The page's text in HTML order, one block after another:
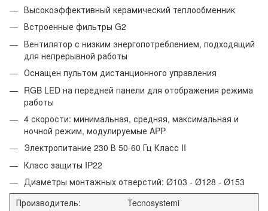
Высокоэффективный керамический теплообменник
Встроенные фильтры G2
Вентилятор с низким энергопотреблением, подходящий
для непрерывной работы
Оснащен пультом дистанционного управления
RGB LED на передней панели для отображения режима
работы
4 скорости: минимальная, средняя, максимальная и
ночной режим, модулируемые APP
Электропитание 230 В 50-60 Гц Класс II
Класс защиты IP22
Диаметры монтажных отверстий: Ø103 - Ø128 - Ø153
Производитель:
Tecnosystemi